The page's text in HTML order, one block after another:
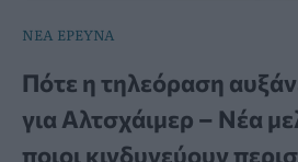
ΝΕΑ ΕΡΕΥΝΑ
Πότε η τηλεόραση
για Αλτσχάιμερ – Νέα
ποιοι κινδυνεύουν